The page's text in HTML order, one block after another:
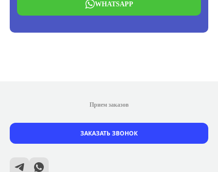
WHATSAPP
Прием заказов
ЗАКАЗАТЬ ЗВОНОК